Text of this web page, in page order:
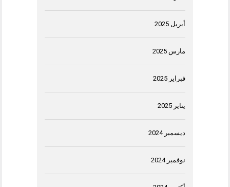
أبريل 2025
مارس 2025
فبراير 2025
يناير 2025
ديسمبر 2024
نوفمبر 2024